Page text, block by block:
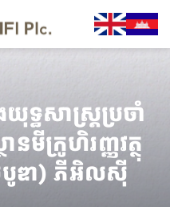
ទ្ធសាស្ត្រប្រចាំ
នមីក្រូហិរញ្ញវត្ថុ
បូឌា) ភីអិលស៊ី